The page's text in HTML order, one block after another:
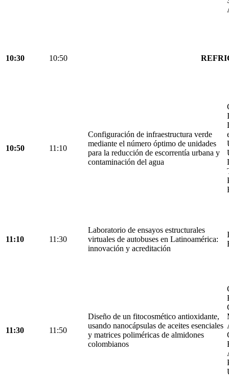
10:30 10:50
10:50 11:10
Configuración de infraestructura verde
mediante el número óptimo de unidades
para la reducción de escorrentía urbana y
contaminación del agua
11:10 11:30
Laboratorio de ensayos estructurales
virtuales de autobuses en Latinoamérica:
innovación y acreditación
11:30 11:50
Diseño de un fitocosmético antioxidante,
usando nanocápsulas de aceites esenciales
y matrices poliméricas de almidones
colombianos